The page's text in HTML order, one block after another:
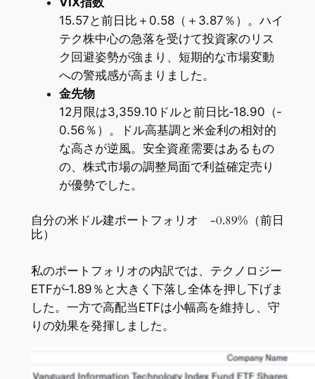
15.57と前日比＋0.58（＋3.87％）。ハイ
テク株中心の急落を受けて投資家のリス
ク回避姿勢が強まり、短期的な市場変動
への警戒感が高まりました。
金先物
12月限は3,359.10ドルと前日比‐18.90（‐
0.56％）。ドル高基調と米金利の相対的
な高さが逆風。安全資産需要はあるもの
の、株式市場の調整局面で利益確定売り
が優勢でした。
自分の米ドル建ポートフォリオ -0.89%（前日
比）
私のポートフォリオの内訳では、テクノロジー
ETFが‐1.89％と大きく下落し全体を押し下げま
した。一方で高配当ETFは小幅高を維持し、守
りの効果を発揮しました。